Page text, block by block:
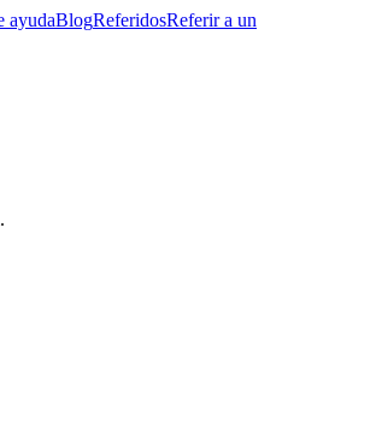
ayudaBlogReferidosReferir a un